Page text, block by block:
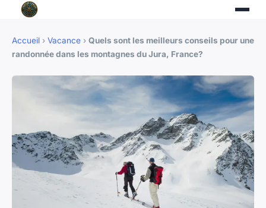
Accueil › Vacance › Quels sont les meilleurs conseils pour une
randonnée dans les montagnes du Jura, France?